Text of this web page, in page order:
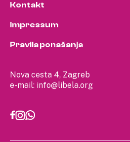
Nova cesta 4, Zagreb
e-mail: info@libela.org
Kontakt
Impressum
Pravila ponašanja